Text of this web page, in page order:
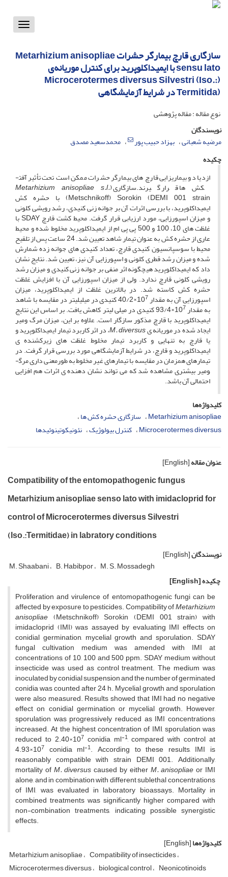
Toggle
سازگاری قارچ بیمارگر حشرات Metarhizium anisopliae
sensu lato با ایمیداکلوپرید برای کنترل موریانه‌‌ی
(Microcerotermes diversus Silvestri (Iso.:
Termitida) در شرایط آزمایشگاهی
نوع مقاله : مقاله پژوهشی
نویسندگان
مرضیه شعبانی بهزاد حبیب پور
محمدسعید مصدق
چکیده
ازدیاد و بیماریزایی قارچ­ های بیمارگر حشرات ممکن است تحت تأثیر آفت­
کش ­ها قرار گیرند.سازگاری (Metarhizium anisopliae s.l.
(Metschnikoff) Sorokin (DEMI 001 strain با حشره­ کش
ایمیداکلوپرید، با بررسی اثرات آن بر جوانه­ زنی کنیدی، رشد رویشی کلونی
و میزان اسپورزایی، مورد ارزیابی قرار گرفت. محیط کشت قارچ SDAY با
غلظت­ های 10، 100 و 500 پی­ پی­ ام از ایمیداکلوپرید مخلوط شده و محیط
عاری از حشره­ کش به عنوان تیمار شاهد تعیین شد. 24 ساعت پس از تلقیح
محیط با سوسپانسیون کنیدی قارچ، تعداد کنیدی­ های جوانه ­زده شمارش
شده و میزان رشد قطری کلونی و اسپورزایی آن نیز، تعیین شد. نتایج نشان
­داد که ایمیداکلوپرید هیچگونه اثر منفی بر جوانه زنی کنیدی و میزان رشد
رویشی کلونی قارچ ندارد. ولی از میزان اسپورزایی آن با افزایش غلظت
حشره­ کش کاسته شد. در بالاترین غلظت از ایمیداکلوپرید، میزان
اسپورزایی آن به مقدار 107 ×40/2 کنیدی در میلی­لیتر در مقایسه با شاهد
به مقدار 107 ×93/4 کنیدی در میلی­ لیتر کاهش یافت. بر اساس این نتایج
ایمیداکلوپرید با قارچ مذکور سازگار است. علاوه­ بر این، میزان مرگ­ و­میر
ایجاد شده در موریانه­ یM. diversus،در اثر کاربرد تیمار ایمیداکلوپرید و
یا قارچ به تنهایی و کاربرد تیمار مخلوط غلظت­ های زیرکشنده ­ی
ایمیداکلوپرید و قارچ، در شرایط آزمایشگاهی مورد بررسی قرار گرفت. در
تیمارهای هم­زمان در مقایسه با تیمارهای غیر مخلوط به­ طور­معنی­ داری مرگ­
و­میر بیشتری مشاهده شد که می ­تواند نشان دهنده­ ی اثرات هم­ افزایی
احتمالی آن ­باشد.
کلیدواژه‌ها
Metarhizium anisopliae سازگاری حشره کش ها
Microcerotermes diversus کنترل بیولوژیک نئونیکوتینوئیدها
عنوان مقاله[English]
Compatibility of the entomopathogenic fungus
Metarhizium anisopliae senso lato with imidacloprid for
control of Microcerotermes diversus Silvestri
(Iso.:Termitidae) in labratory conditions
نویسندگان[English]
M. Shaabani B. Habibpor M. S. Mossadegh
چکیده[English]
Proliferation and virulence of entomopathogenic fungi can be
affected by exposure to pesticides. Compatibility ofMetarhizium
anisopliae (Metschnikoff) Sorokin (DEMI 001 strain) with
imidacloprid (IMI) was assayed by evaluating IMI effects on
conidial germination, mycelial growth and sporulation. SDAY
fungal cultivation medium was amended with IMI at
concentrations of 10, 100 and 500 ppm. SDAY medium without
insecticide was used as control treatment. The medium was
inoculated by conidial suspension and the number of germinated
conidia was counted after 24 h. Mycelial growth and sporulation
were also measured. Results showed that IMI had no negative
effect on conidial germination or mycelial growth. However,
sporulation was progressively reduced as IMI concentrations
increased. At the highest concentration of IMI, sporulation was
reduced to 2.40×107conidia ml-1, compared with control at
4.93×107 conidia ml-1. According to these results, IMI is
reasonably compatible with strain DEMI 001. Additionally,
mortality ofM. diversuscaused by eitherM. anisopliaeor IMI
alone, and in combination with different sublethal concentrations
of IMI, was evaluated in laboratory bioassays. Mortality in
combined treatments was significantly higher compared with
non-combination treatments, indicating possible synergistic
effects.
کلیدواژه‌ها[English]
Metarhizium anisopliae Compatibility of insecticides
Microcerotermes diversus biological control Neonicotinoids